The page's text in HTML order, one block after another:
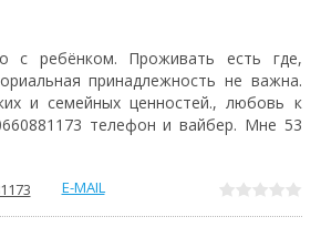
с ребёнком. Проживать есть где,
принадлежность не важна.
и семейных ценностей., любовь к
телефон и вайбер. Мне 53
E-MAIL